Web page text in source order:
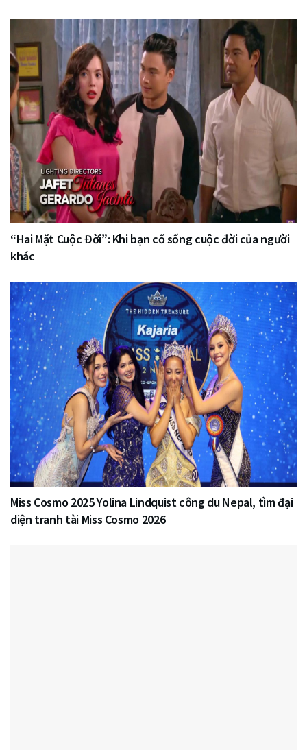
“Hai Mặt Cuộc Đời”: Khi bạn cố sống cuộc đời của người
khác
Miss Cosmo 2025 Yolina Lindquist công du Nepal, tìm đại
diện tranh tài Miss Cosmo 2026